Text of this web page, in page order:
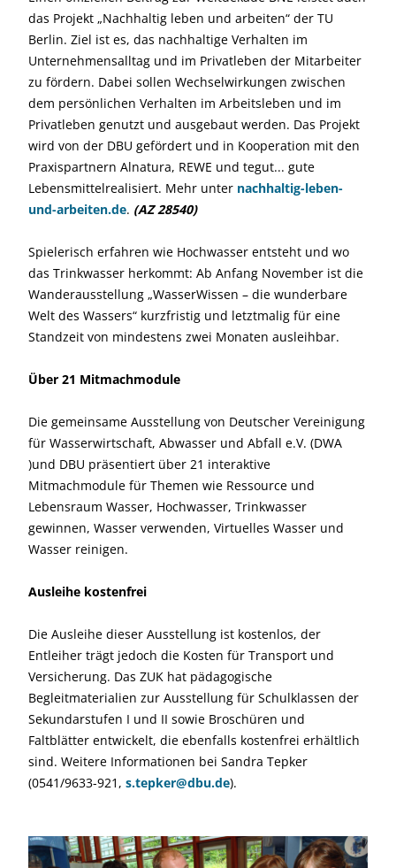
das Projekt „Nachhaltig leben und arbeiten“ der TU
Berlin. Ziel ist es, das nachhaltige Verhalten im
Unternehmensalltag und im Privatleben der Mitarbeiter
zu fördern. Dabei sollen Wechselwirkungen zwischen
dem persönlichen Verhalten im Arbeitsleben und im
Privatleben genutzt und ausgebaut werden. Das Projekt
wird von der DBU gefördert und in Kooperation mit den
Praxispartnern Alnatura, REWE und tegut... gute
Lebensmittelrealisiert. Mehr unter nachhaltig-leben-
und-arbeiten.de. (AZ 28540)
Spielerisch erfahren wie Hochwasser entsteht und wo
das Trinkwasser herkommt: Ab Anfang November ist die
Wanderausstellung „WasserWissen – die wunderbare
Welt des Wassers“ kurzfristig und letztmalig für eine
Standzeit von mindestens zwei Monaten ausleihbar.
Über 21 Mitmachmodule
Die gemeinsame Ausstellung von Deutscher Vereinigung
für Wasserwirtschaft, Abwasser und Abfall e.V. (DWA
)und DBU präsentiert über 21 interaktive
Mitmachmodule für Themen wie Ressource und
Lebensraum Wasser, Hochwasser, Trinkwasser
gewinnen, Wasser verwenden, Virtuelles Wasser und
Wasser reinigen.
Ausleihe kostenfrei
Die Ausleihe dieser Ausstellung ist kostenlos, der
Entleiher trägt jedoch die Kosten für Transport und
Versicherung. Das ZUK hat pädagogische
Begleitmaterialien zur Ausstellung für Schulklassen der
Sekundarstufen I und II sowie Broschüren und
Faltblätter entwickelt, die ebenfalls kostenfrei erhältlich
sind. Weitere Informationen bei Sandra Tepker
(0541/9633-921, s.tepker@dbu.de).